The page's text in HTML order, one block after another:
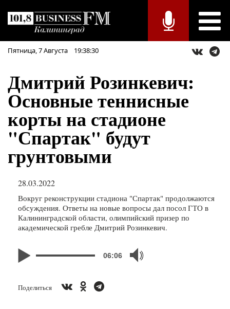
Пятница,7Августа 19:38:30
Дмитрий Розинкевич:
Основные теннисные
корты на стадионе
"Спартак" будут
грунтовыми
28.03.2022
Вокруг реконструкции стадиона "Спартак" продолжаются
обсуждения. Ответы на новые вопросы дал посол ГТО в
Калининградской области, олимпийский призер по
академической гребле Дмитрий Розинкевич.
06:06
Поделиться